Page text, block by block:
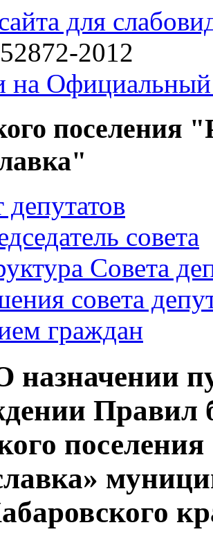
для
2012
на
поселения
депутатов
совета
Совета
совета
граждан
назначении
Правил